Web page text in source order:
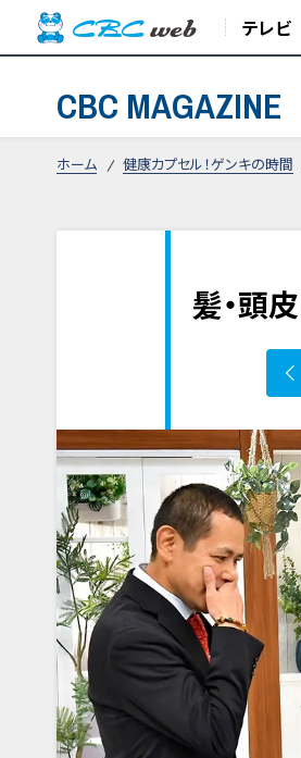
テレビ
CBC MAGAZINE
ホーム 健康カプセル！ゲンキの時間
髪・頭